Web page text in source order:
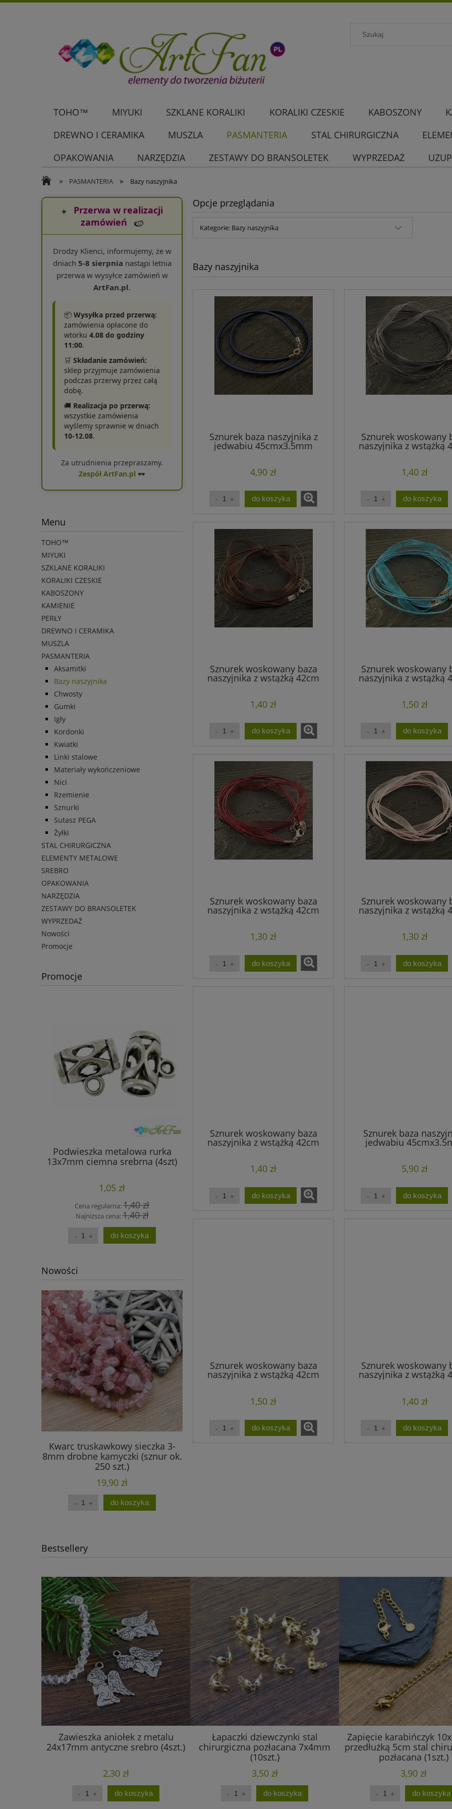
TOHO™ MIYUKI SZKLANE KORALIKI KORALIKI CZESKIE KABOSZONY
DREWNO I CERAMIKA
MUSZLA PASMANTERIA STAL CHIRURGICZNA
OPAKOWANIA
NARZĘDZIA ZESTAWY DO BRANSOLETEK WYPRZEDAŻ
» PASMANTERIA » Bazy naszyjnika
☀️
Przerwa w realizacji
zamówień
🍉
Drodzy Klienci, informujemy, że w
dniach 5-8 sierpnia nastąpi letnia
przerwa w wysyłce zamówień w
ArtFan.pl.
📦 Wysyłka przed przerwą:
zamówienia opłacone do
wtorku 4.08 do godziny
11:00.
🛒 Składanie zamówień:
sklep przyjmuje zamówienia
podczas przerwy przez całą
dobę.
🚚 Realizacja po przerwą:
wszystkie zamówienia
wyślemy sprawnie w dniach
10-12.08.
Za utrudnienia przepraszamy.
Zespół ArtFan.pl 🕶️
Menu
TOHO™
MIYUKI
SZKLANE KORALIKI
KORALIKI CZESKIE
KABOSZONY
KAMIENIE
PERŁY
DREWNO I CERAMIKA
MUSZLA
PASMANTERIA
Aksamitki
Bazy naszyjnika
Chwosty
Gumki
Igły
Kordonki
Kwiatki
Linki stalowe
Materiały wykończeniowe
Nici
Rzemienie
Sznurki
Sutasz PEGA
Żyłki
STAL CHIRURGICZNA
ELEMENTY METALOWE
SREBRO
OPAKOWANIA
NARZĘDZIA
ZESTAWY DO BRANSOLETEK
WYPRZEDAŻ
Nowości
Promocje
Promocje
Podwieszka metalowa rurka
13x7mm ciemna srebrna (4szt)
1,05 zł
Cena regularna:1,40 zł
Najniższa cena:1,40 zł
do koszyka
1,43 zł
Cena regularna:1,90 zł
(4szt) WYPRZEDAŻ
0,90 zł
Cena regularna:1,80 zł
Nowości
Kwarc truskawkowy sieczka 3-
8mm drobne kamyczki (sznur ok.
250 szt.)
19,90 zł
do koszyka
Opcje przeglądania
Kategorie: Bazy naszyjnika
Bazy naszyjnika
Sznurek baza naszyjnika z
jedwabiu 45cmx3.5mm
4,90 zł
do koszyka
Sznurek woskowany
naszyjnika z wstążką
szary (1szt.)
1,40 zł
do koszyka
Sznurek woskowany baza
naszyjnika z wstążką 42cm
brązowy (1szt.)
1,40 zł
do koszyka
Sznurek woskowany
naszyjnika z wstążką
niebieski (1szt.)
1,50 zł
do koszyka
Sznurek woskowany baza
naszyjnika z wstążką 42cm
bordowy (1szt.)
1,30 zł
do koszyka
Sznurek woskowany
naszyjnika z wstążką
jasny różowy (1szt.)
1,30 zł
do koszyka
Sznurek woskowany baza
naszyjnika z wstążką 42cm
czarny (1szt.)
1,40 zł
do koszyka
Sznurek baza
jedwabiu
5,90 zł
do koszyka
Sznurek woskowany baza
naszyjnika z wstążką 42cm
czerwony (1szt.)
1,50 zł
do koszyka
Sznurek woskowany
naszyjnika z wstążką
liliowy (1szt.)
1,40 zł
do koszyka
Bestsellery
Zawieszka aniołek z metalu
24x17mm antyczne srebro (4szt.)
2,30 zł
do koszyka
Łapaczki dziewczynki stal
chirurgiczna pozłacana 7x4mm
(10szt.)
3,50 zł
do koszyka
Zapięcie karabińczyk
przedłużką 5cm stal
pozłacana (1szt.)
3,90 zł
do koszyka